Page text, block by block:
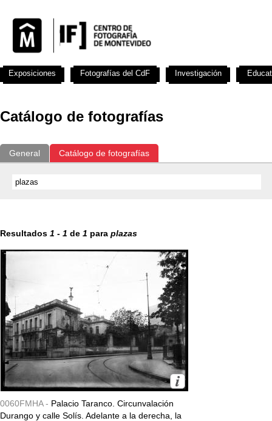
Catálogo de fotografías
General Catálogo de fotografías
Resultados 1 - 1 de 1 para plazas
0060FMHA - Palacio Taranco. Circunvalación
Durango y calle Solís. Adelante a la derecha, la
Exposiciones Fotografías del CdF Investigación